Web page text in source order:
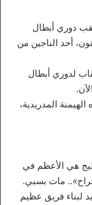
دوري أبطال
أحد الناجين من
الذهبي لريال مدريد، أول 5 ألقاب لدوري أبطال
المدريدية،
هي الأعظم في
مات بسبي.
لبناء فريق عظيم